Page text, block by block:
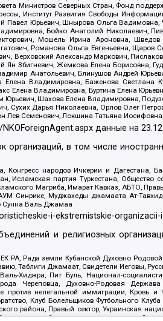
Министров Северных Стран, Фонд
Институт Развития Свободы
Павел Юрьевич, Шнырова Ольга Вадимовна,
Бойко Анатолий Николаевич,
Мошель Ирина Ароновна,
Романова Ольга Евгеньевна, Щаров
Верховский Александр Маркович,
Ян Збигневич, Жемкова Елена Борисовна,
Анатольевич, Блинушов Андрей
Елена Владимировна, Баженова Светлана
Елена Владимировна, Буртина Елена
Шахова Елена Владимировна,
Сухих Дарья Николаевна, Орлов Олег
Лев Семенович, Локшина Татьяна
данные на
в том числе
народов Ичкерии и Дагестана,
Исламская партия Туркестана,
Магриба, Имарат Кавказ, АБТО,
Синрике, Муджахеды джамаата Ат-
Сунна Валь Джамаа
i-ekstremistskie-organizacii-
и религиозных
РА, Рада земли Кубанской Духовно
Таблиги Джамаат, Свидетели Иеговы,
Хиджра, Пит Буль, Национал-
Череповца, Духовно-Родовая
нелегальной иммиграции, Кровь и
Клуб Болельщиков Футбольного
района, Правый сектор, Украинская
объединение последователей